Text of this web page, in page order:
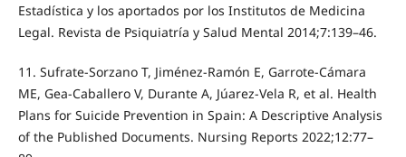
Estadística y los aportados por los Institutos de Medicina
Legal. Revista de Psiquiatría y Salud Mental 2014;7:139–46.
11. Sufrate-Sorzano T, Jiménez-Ramón E, Garrote-Cámara
ME, Gea-Caballero V, Durante A, Júarez-Vela R, et al. Health
Plans for Suicide Prevention in Spain: A Descriptive Analysis
of the Published Documents. Nursing Reports 2022;12:77–